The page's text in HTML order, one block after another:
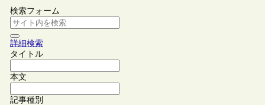
検索フォーム
詳細検索
タイトル
本文
記事種別